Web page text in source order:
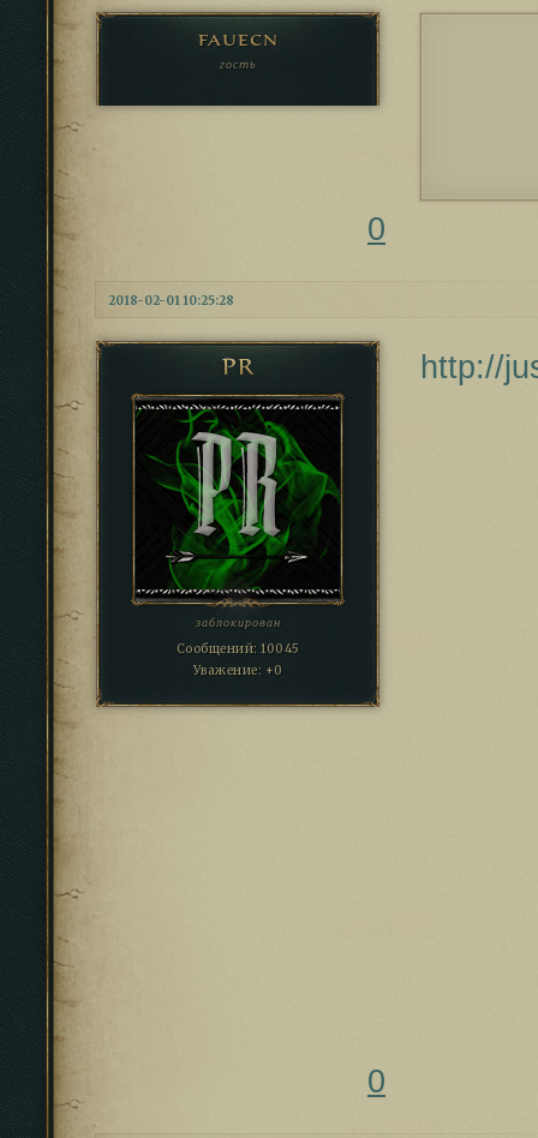
fauecn
гость
0
2018-02-01 10:25:28
PR
заблокирован
Сообщений: 10045
Уважение: +0
http://
0